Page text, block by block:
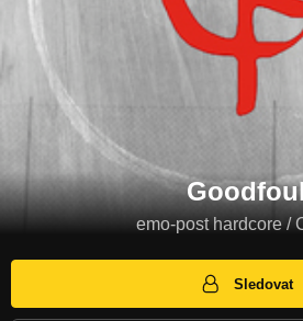
emo-post hardcore /
Sledovat